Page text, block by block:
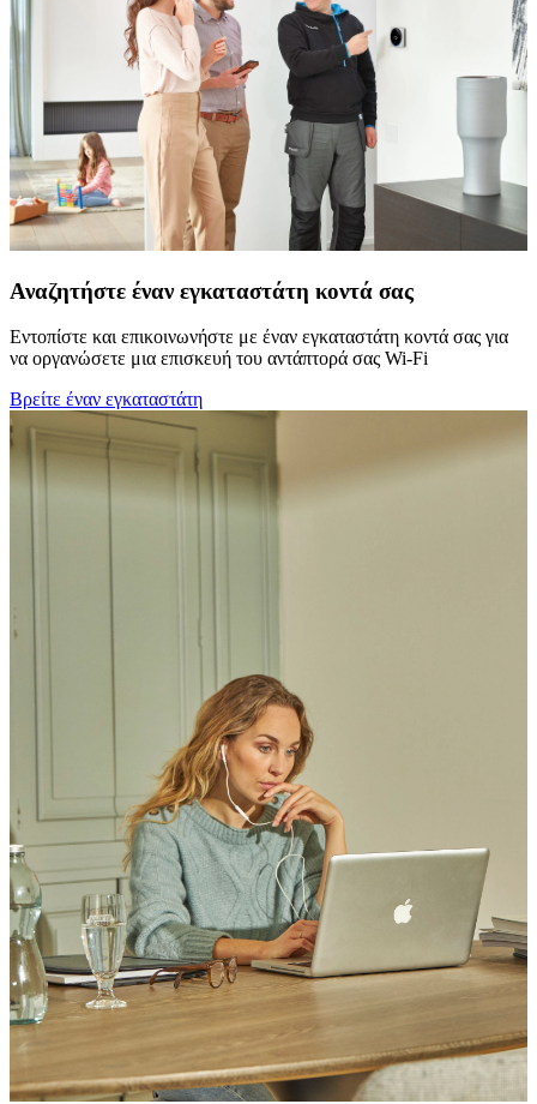
Αναζητήστε έναν εγκαταστάτη κοντά σας
Εντοπίστε και επικοινωνήστε με έναν εγκαταστάτη κοντά σας για
να οργανώσετε μια επισκευή του αντάπτορά σας Wi-Fi
Βρείτε έναν εγκαταστάτη